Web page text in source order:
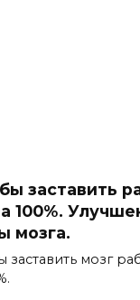
заставить
100%.
мозга.
заставить мозг